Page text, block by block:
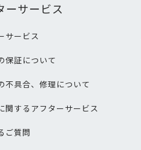
ーサービス
サービス
保証について
不具合、修理について
関するアフターサービス
ご質問